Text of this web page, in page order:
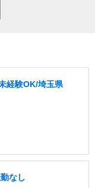
経験OK/埼玉県
なし